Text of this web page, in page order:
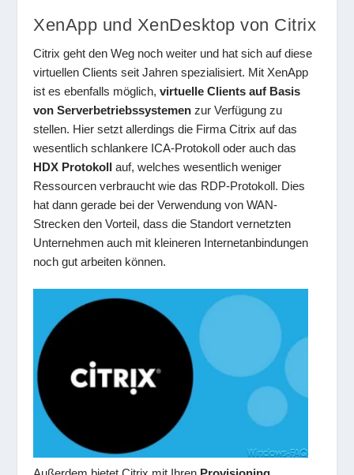
XenApp und XenDesktop von Citrix
Citrix geht den Weg noch weiter und hat sich auf diese
virtuellen Clients seit Jahren spezialisiert. Mit XenApp
ist es ebenfalls möglich,virtuelle Clients auf Basis
von Serverbetriebssystemen zur Verfügung zu
stellen. Hier setzt allerdings die Firma Citrix auf das
wesentlich schlankere ICA-Protokoll oder auch das
HDX Protokoll auf, welches wesentlich weniger
Ressourcen verbraucht wie das RDP-Protokoll. Dies
hat dann gerade bei der Verwendung von WAN-
Strecken den Vorteil, dass die Standort vernetzten
Unternehmen auch mit kleineren Internetanbindungen
noch gut arbeiten können.